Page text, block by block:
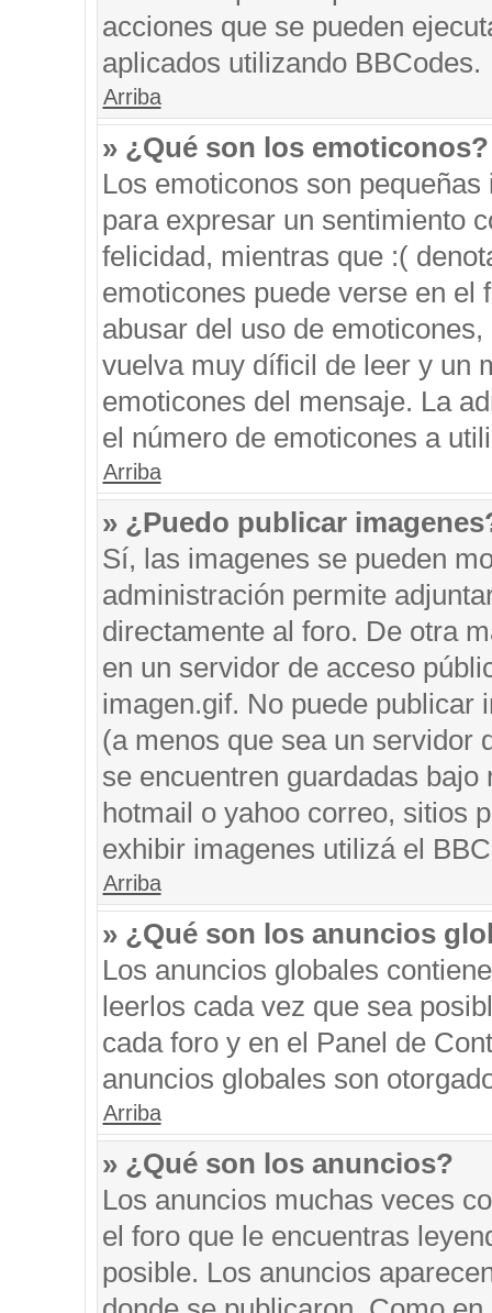
acciones que se pueden
aplicados utilizando BBCodes.
Arriba
» ¿Qué son los emoticonos?
Los emoticonos son
para expresar un sentimiento
felicidad, mientras que :(
emoticones puede verse en el
abusar del uso de
vuelva muy díficil de leer y un
emoticones del mensaje. La
el número de emoticones a
Arriba
» ¿Puedo publicar
Sí, las imagenes se pueden
administración permite
directamente al foro. De otra
en un servidor de acceso
imagen.gif. No puede publicar
(a menos que sea un servidor
se encuentren guardadas
hotmail o yahoo correo, sitios
exhibir imagenes utilizá el
Arriba
» ¿Qué son los anuncios
Los anuncios globales
leerlos cada vez que sea
cada foro y en el Panel de
anuncios globales son
Arriba
» ¿Qué son los anuncios?
Los anuncios muchas veces
el foro que le encuentras
posible. Los anuncios